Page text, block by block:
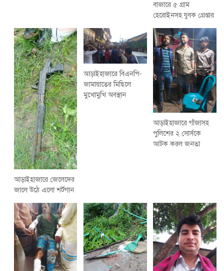
বাজারে ৫ গ্রাম
হেরোইনসহ যুবক গ্রেপ্তার
আড়াইহাজারে জেলেদের
জালে উঠে এলো শর্টগান
আড়াইহাজারে বিএনপি-
জামায়াতের মিছিলে
মুখোমুখি অবস্থান
আড়াইহাজারে গাঁজাসহ
পুলিশের ২ সোর্সকে
আটক করল জনতা